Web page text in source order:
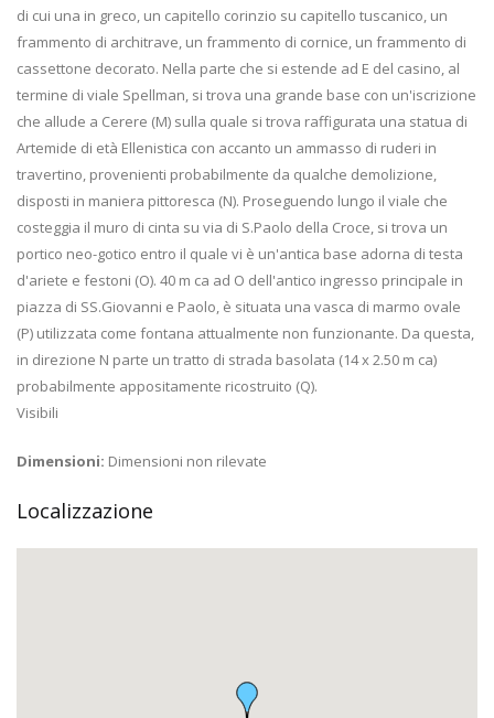
di cui una in greco, un capitello corinzio su capitello tuscanico, un
frammento di architrave, un frammento di cornice, un frammento di
cassettone decorato. Nella parte che si estende ad E del casino, al
termine di viale Spellman, si trova una grande base con un'iscrizione
che allude a Cerere (M) sulla quale si trova raffigurata una statua di
Artemide di età Ellenistica con accanto un ammasso di ruderi in
travertino, provenienti probabilmente da qualche demolizione,
disposti in maniera pittoresca (N). Proseguendo lungo il viale che
costeggia il muro di cinta su via di S.Paolo della Croce, si trova un
portico neo-gotico entro il quale vi è un'antica base adorna di testa
d'ariete e festoni (O). 40 m ca ad O dell'antico ingresso principale in
piazza di SS.Giovanni e Paolo, è situata una vasca di marmo ovale
(P) utilizzata come fontana attualmente non funzionante. Da questa,
in direzione N parte un tratto di strada basolata (14 x 2.50 m ca)
probabilmente appositamente ricostruito (Q).
Visibili
Dimensioni: Dimensioni non rilevate
Localizzazione